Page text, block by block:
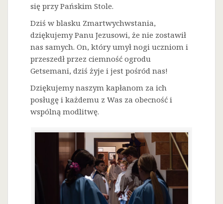
się przy Pańskim Stole.
Dziś w blasku Zmartwychwstania,
dziękujemy Panu Jezusowi, że nie zostawił
nas samych. On, który umył nogi uczniom i
przeszedł przez ciemność ogrodu
Getsemani, dziś żyje i jest pośród nas!
Dziękujemy naszym kapłanom za ich
posługę i każdemu z Was za obecność i
wspólną modlitwę.